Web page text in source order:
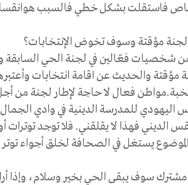
فاستقلت بشكل خطي فالسبب
مؤقتة وسوف تخوض الإنتخابات؟
شخصيات فعّالين في لجنة الحي السابقة
والحديث عن اقامة انتخابات
فعال لا حاجة لإطار لجنة من
اليهودي للمدرسة الدينية في وادي
الديني فهذا لا يقلقني. فلا توجد توترات
يستغل في الصحافة لخلق أجواء
سوف يبقى الحي بخير وسلام، وإذا